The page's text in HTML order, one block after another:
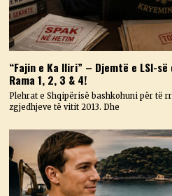
“Fajin e Ka Iliri” – Djemtë e LSI-
Rama 1, 2, 3 & 4!
Plehrat e Shqipërisë bashkohuni për të
zgjedhjeve të vitit 2013. Dhe